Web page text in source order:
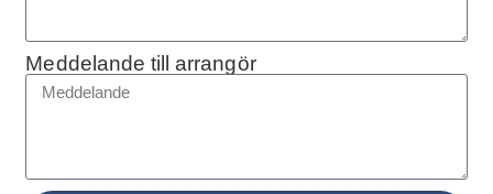
Meddelande till arrangör